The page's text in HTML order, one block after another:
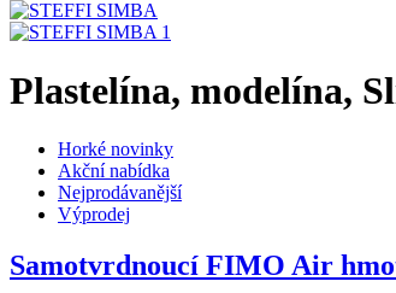
Plastelína, modelína,
Horké novinky
Akční nabídka
Nejprodávanější
Výprodej
Samotvrdnoucí FIMO Air